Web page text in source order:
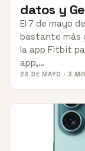
datos y
El 7 de mayo
bastante más
la app Fitbit
app,…
23 DE MAYO · 3